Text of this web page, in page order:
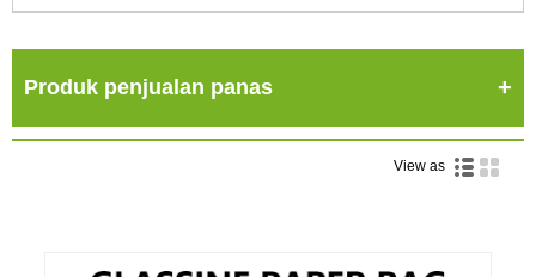
Produk penjualan panas
View as